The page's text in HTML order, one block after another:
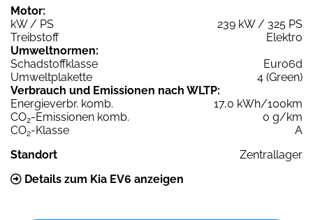
Motor:
kW / PS
239 kW / 325 PS
Treibstoff
Elektro
Umweltnormen:
Schadstoffklasse
Euro6d
Umweltplakette
4 (Green)
Verbrauch und Emissionen nach WLTP:
Energieverbr. komb.
17,0 kWh/100km
CO2-Emissionen komb.
0 g/km
CO2-Klasse
A
Standort
Zentrallager
Details zum Kia EV6 anzeigen